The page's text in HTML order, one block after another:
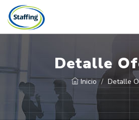
Detalle
Inicio Detalle